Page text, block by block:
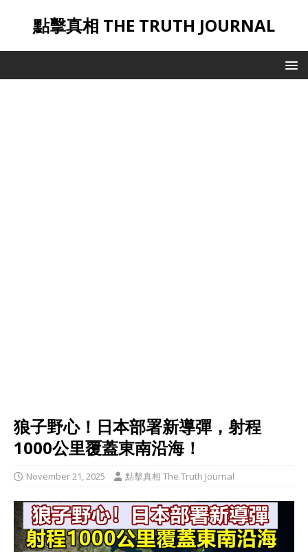
點擊真相 THE TRUTH JOURNAL
狼子野心！日本部署新導彈，射程
1000公里覆蓋東南沿海！
November 21, 2025 點擊真相 The Truth Journal